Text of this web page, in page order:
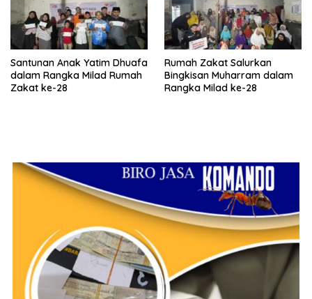
Santunan Anak Yatim Dhuafa
dalam Rangka Milad Rumah
Zakat ke-28
Rumah Zakat Salurkan
Bingkisan Muharram dalam
Rangka Milad ke-28